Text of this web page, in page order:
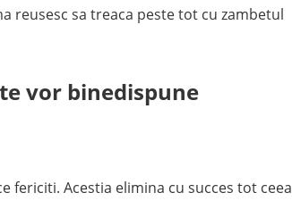
reusesc sa treaca peste tot cu zambetul
vor binedispune
fericiti. Acestia elimina cu succes tot ceea